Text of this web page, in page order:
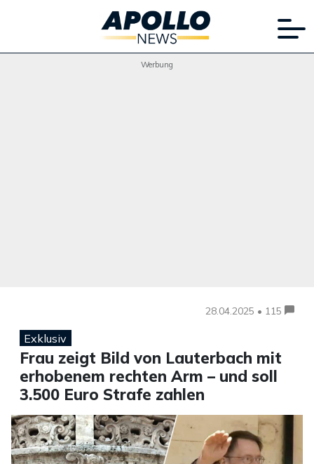
Werbung
28.04.2025 • 115
Exklusiv
Frau zeigt Bild von Lauterbach mit
erhobenem rechten Arm – und soll
3.500 Euro Strafe zahlen